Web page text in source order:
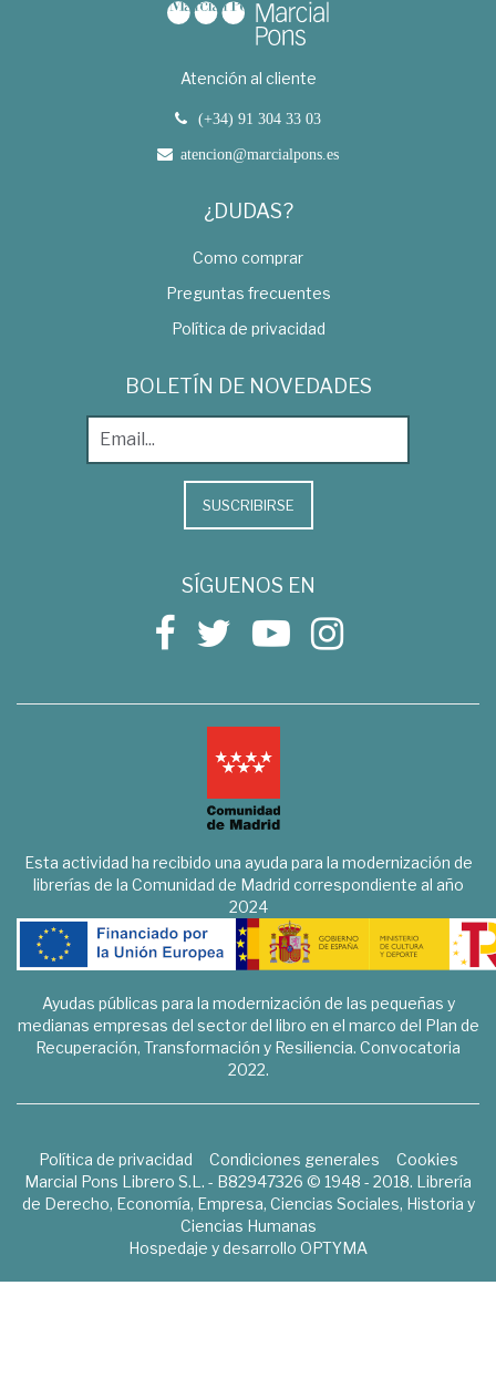
Atención al cliente
(+34) 91 304 33 03
atencion@marcialpons.es
¿DUDAS?
Como comprar
Preguntas frecuentes
Política de privacidad
BOLETÍN DE NOVEDADES
SUSCRIBIRSE
SÍGUENOS EN
Esta actividad ha recibido una ayuda para la modernización de
librerías de la Comunidad de Madrid correspondiente al año
2024
Ayudas públicas para la modernización de las pequeñas y
medianas empresas del sector del libro en el marco del Plan de
Recuperación, Transformación y Resiliencia. Convocatoria
2022.
Política de privacidad Condiciones generales
Cookies
Marcial Pons Librero S.L. - B82947326 © 1948 - 2018. Librería
de Derecho, Economía, Empresa, Ciencias Sociales, Historia y
Ciencias Humanas
Hospedaje y desarrollo OPTYMA